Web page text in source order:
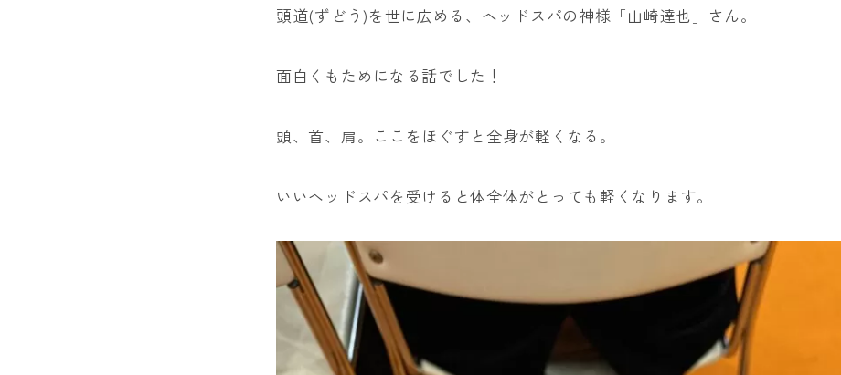
頭道(ずどう)を世に広める、ヘッドスパの神様「山崎達也」さん。
面白くもためになる話でした！
頭、首、肩。ここをほぐすと全身が軽くなる。
いいヘッドスパを受けると体全体がとっても軽くなります。